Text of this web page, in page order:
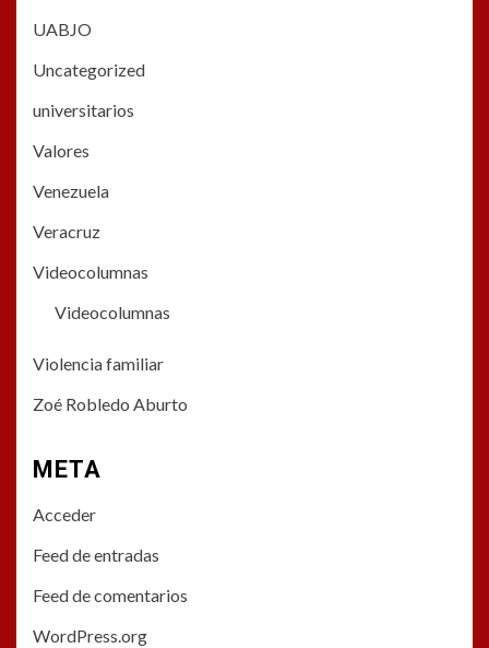
UABJO
Uncategorized
universitarios
Valores
Venezuela
Veracruz
Videocolumnas
Videocolumnas
Violencia familiar
Zoé Robledo Aburto
META
Acceder
Feed de entradas
Feed de comentarios
WordPress.org